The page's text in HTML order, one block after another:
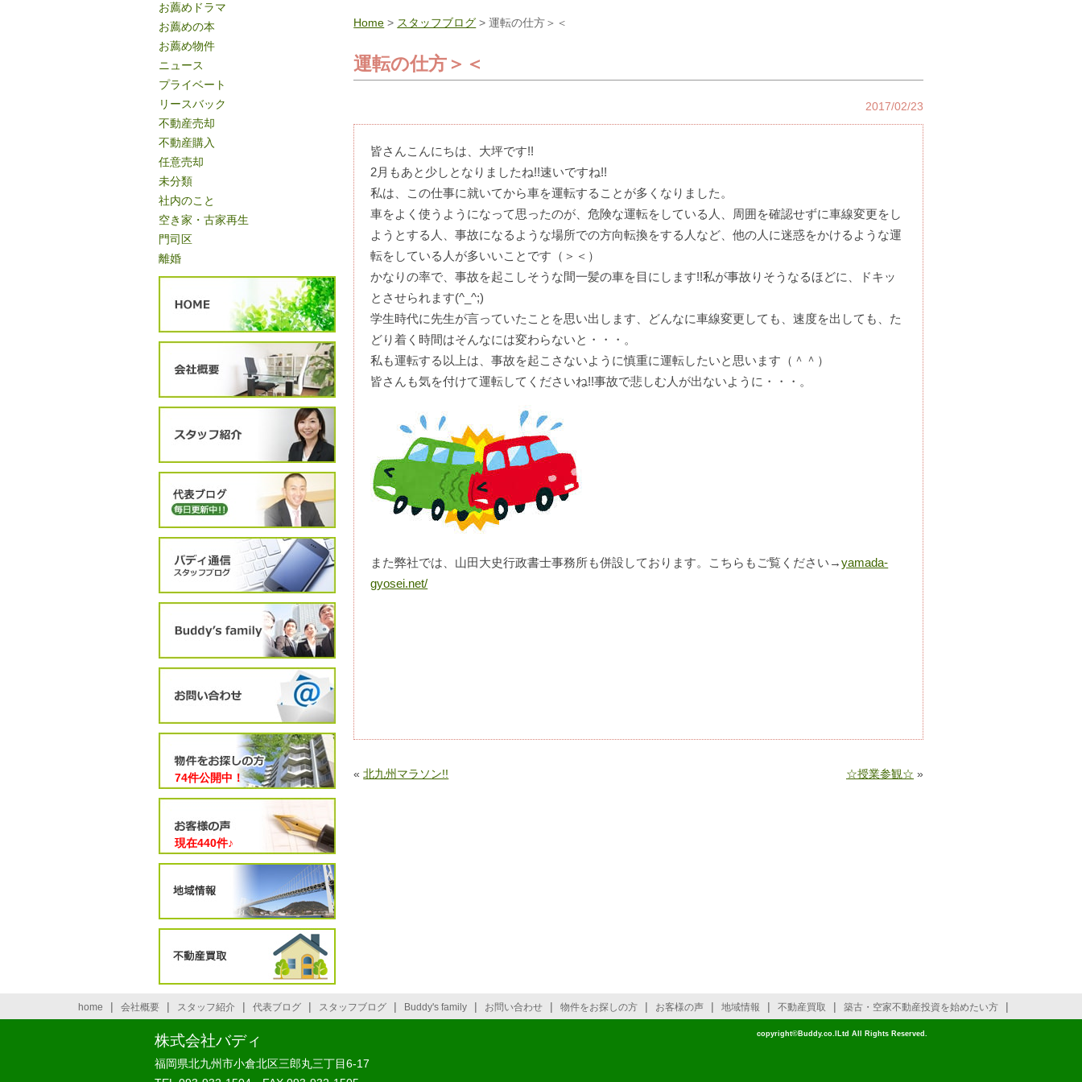
Home > スタッフブログ > 運転の仕方＞＜
運転の仕方＞＜
2017/02/23
皆さんこんにちは、大坪です!!
2月もあと少しとなりましたね!!速いですね!!
私は、この仕事に就いてから車を運転することが多くなりました。
車をよく使うようになって思ったのが、危険な運転をしている人、周囲を確認せずに車線変更をし
ようとする人、事故になるような場所での方向転換をする人など、他の人に迷惑をかけるような運
転をしている人が多いいことです（＞＜）
かなりの率で、事故を起こしそうな間一髪の車を目にします!!私が事故りそうなるほどに、ドキッ
とさせられます(^_^;)
学生時代に先生が言っていたことを思い出します、どんなに車線変更しても、速度を出しても、た
どり着く時間はそんなには変わらないと・・・。
私も運転する以上は、事故を起こさないように慎重に運転したいと思います（＾＾）
皆さんも気を付けて運転してくださいね!!事故で悲しむ人が出ないように・・・。
また弊社では、山田大史行政書士事務所も併設しております。こちらもご覧ください→yamada-
gyosei.net/
«北九州マラソン!! ☆授業参観☆ »
お薦めドラマ
お薦めの本
お薦め物件
ニュース
プライベート
リースバック
不動産売却
不動産購入
任意売却
未分類
社内のこと
空き家・古家再生
門司区
離婚
74件公開中！
現在440件♪
home | 会社概要 | スタッフ紹介 | 代表ブログ | スタッフブログ | Buddy's family | お問い合わせ | 物件をお探しの方 | お客様の声 | 地域情報 | 不動産買取 | 築古・空家不動産投資を始めたい方 |
株式会社バディ
福岡県北九州市小倉北区三郎丸三丁目6-17
copyright©Buddy.co.lLtd All Rights Reserved.